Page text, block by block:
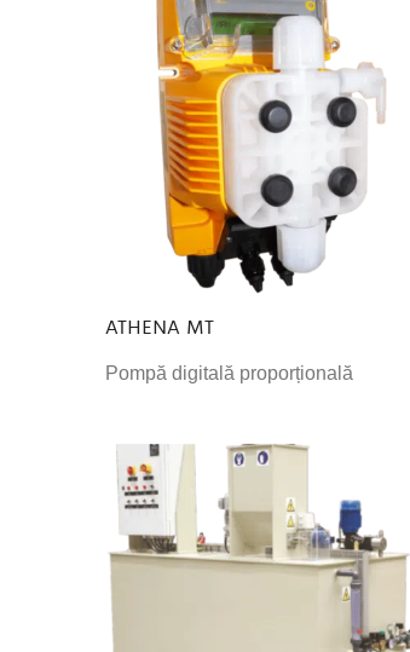
ATHENA MT
Pompă digitală proporțională